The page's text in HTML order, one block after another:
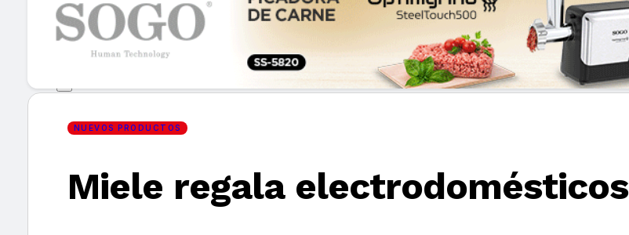
GUÍA DE COMPRA
NUEVOS PRODUCTOS
CONSEJOS TECH
MERCADOS Y TENDENCIAS
HEMEROTECA
Encuentra tu noticia
NUEVOS PRODUCTOS
Miele regala electrodomésticos